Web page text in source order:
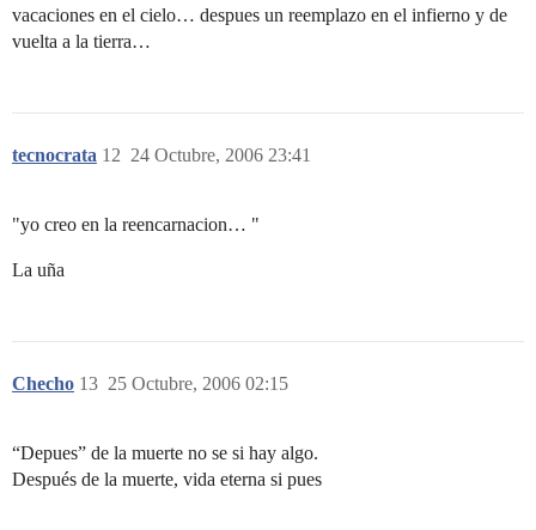
vacaciones en el cielo… despues un reemplazo en el infierno y de
vuelta a la tierra…
tecnocrata 24 Octubre, 2006 23:41
12
"yo creo en la reencarnacion… "
La uña
Checho 25 Octubre, 2006 02:15
13
“Depues” de la muerte no se si hay algo.
Después de la muerte, vida eterna si pues